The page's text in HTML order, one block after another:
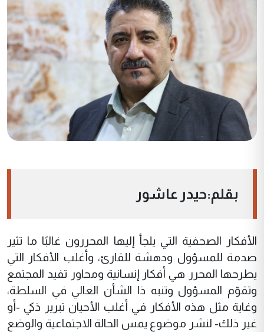
بقلم:حيدر عاشور
الأفكار الصحفية التي يلجأ إليها المحررون غالبًا ما تثير
صدمة للمسؤول ودهشة للقارئ، وأغلب الأفكار التي
يطرحها المحرر هي أفكار إنسانية ومحاور تفيد المجتمع
وتقوّم المسؤول وتنبه ذا الشأن العالي في السلطة،
وغاية مثل هذه الأفكار في أغلب الأحيان تبرير ذكي -أو
غير ذلك- لنشر موضوع يمس الحالة الاجتماعية والوضع